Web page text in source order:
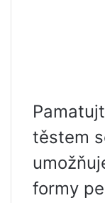
těstem
formy